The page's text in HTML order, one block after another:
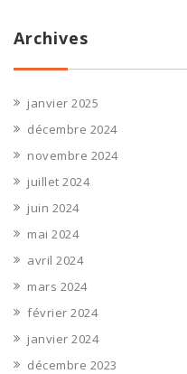
Archives
janvier 2025
décembre 2024
novembre 2024
juillet 2024
juin 2024
mai 2024
avril 2024
mars 2024
février 2024
janvier 2024
décembre 2023